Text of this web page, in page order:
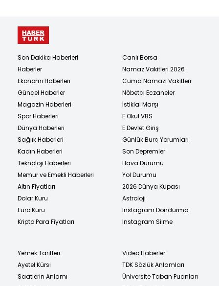
Son Dakika Haberleri
Haberler
Ekonomi Haberleri
Güncel Haberler
Magazin Haberleri
Spor Haberleri
Dünya Haberleri
Sağlık Haberleri
Kadın Haberleri
Teknoloji Haberleri
Memur ve Emekli Haberleri
Altın Fiyatları
Dolar Kuru
Euro Kuru
Kripto Para Fiyatları
Canlı Borsa
Namaz Vakitleri 2026
Cuma Namazı Vakitleri
Nöbetçi Eczaneler
İstiklal Marşı
E Okul VBS
E Devlet Giriş
Günlük Burç Yorumları
Son Depremler
Hava Durumu
Yol Durumu
2026 Dünya Kupası
Astroloji
Instagram Dondurma
Instagram Silme
Yemek Tarifleri
Ayetel Kürsi
Saatlerin Anlamı
Video Haberler
TDK Sözlük Anlamları
Üniversite Taban Puanları